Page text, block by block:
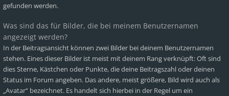
gefunden werden.
Was sind das für Bilder, die bei meinem Benutzernamen
angezeigt werden?
In der Beitragsansicht können zwei Bilder bei deinem Benutzernamen
stehen. Eines dieser Bilder ist meist mit deinem Rang verknüpft: Oft sind
dies Sterne, Kästchen oder Punkte, die deine Beitragszahl oder deinen
Status im Forum angeben. Das andere, meist größere, Bild wird auch als
„Avatar“ bezeichnet. Es handelt sich hierbei in der Regel um ein